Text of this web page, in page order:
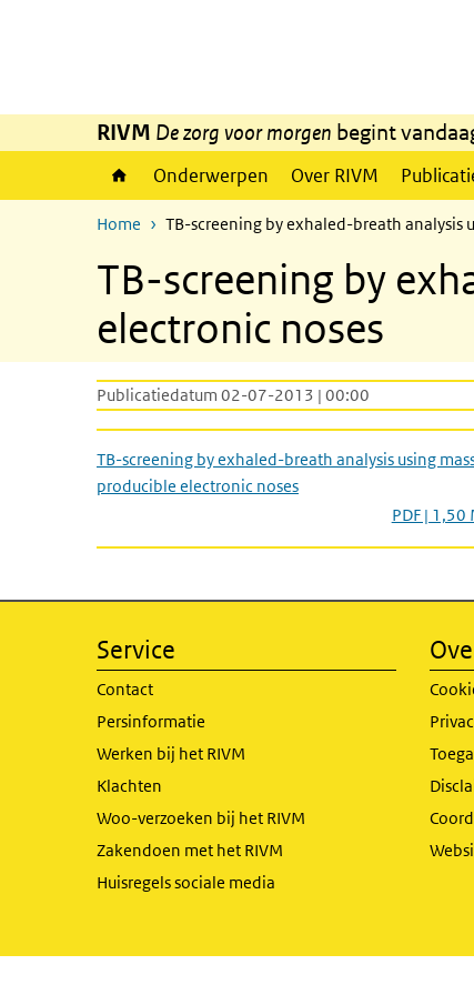
RIVM De zorg voor morgen begint
Onderwerpen Over RIVM
Home TB-screening by exhaled-breath analysis
TB-screening by
electronic noses
Publicatiedatum 02-07-2013 | 00:00
TB-screening by exhaled-breath analysis using
producible electronic noses
PDF | 1,50
Service
Contact
Persinformatie
Werken bij het RIVM
Klachten
Woo-verzoeken bij het RIVM
Zakendoen met het RIVM
Huisregels sociale media